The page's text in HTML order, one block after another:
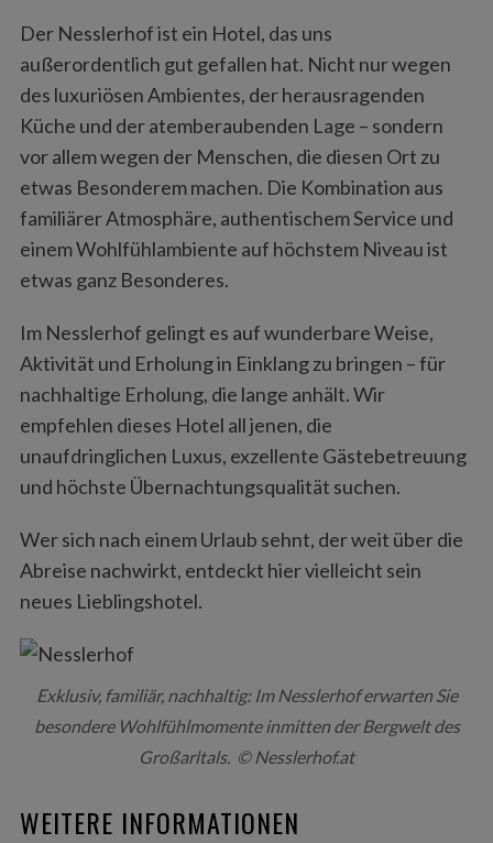
Der Nesslerhof ist ein Hotel, das uns
außerordentlich gut gefallen hat. Nicht nur wegen
des luxuriösen Ambientes, der herausragenden
Küche und der atemberaubenden Lage – sondern
vor allem wegen der Menschen, die diesen Ort zu
etwas Besonderem machen. Die Kombination aus
familiärer Atmosphäre, authentischem Service und
einem Wohlfühlambiente auf höchstem Niveau ist
etwas ganz Besonderes.
Im Nesslerhof gelingt es auf wunderbare Weise,
Aktivität und Erholung in Einklang zu bringen – für
nachhaltige Erholung, die lange anhält. Wir
empfehlen dieses Hotel all jenen, die
unaufdringlichen Luxus, exzellente Gästebetreuung
und höchste Übernachtungsqualität suchen.
Wer sich nach einem Urlaub sehnt, der weit über die
Abreise nachwirkt, entdeckt hier vielleicht sein
neues Lieblingshotel.
Exklusiv, familiär, nachhaltig: Im Nesslerhof erwarten Sie
besondere Wohlfühlmomente inmitten der Bergwelt des
Großarltals. © Nesslerhof.at
WEITERE INFORMATIONEN